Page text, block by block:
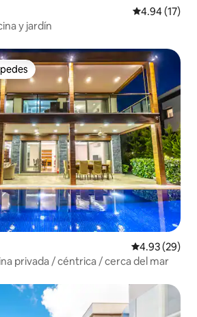
Calificación
4.94 (17)
y jardín
Calificación
4.93 (29)
privada / céntrica / cerca del mar